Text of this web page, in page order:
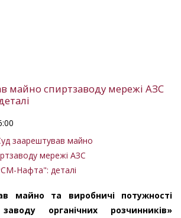
майно спиртзаводу мережі АЗС
майно та виробничі потужності
заводу органічних розчинників»